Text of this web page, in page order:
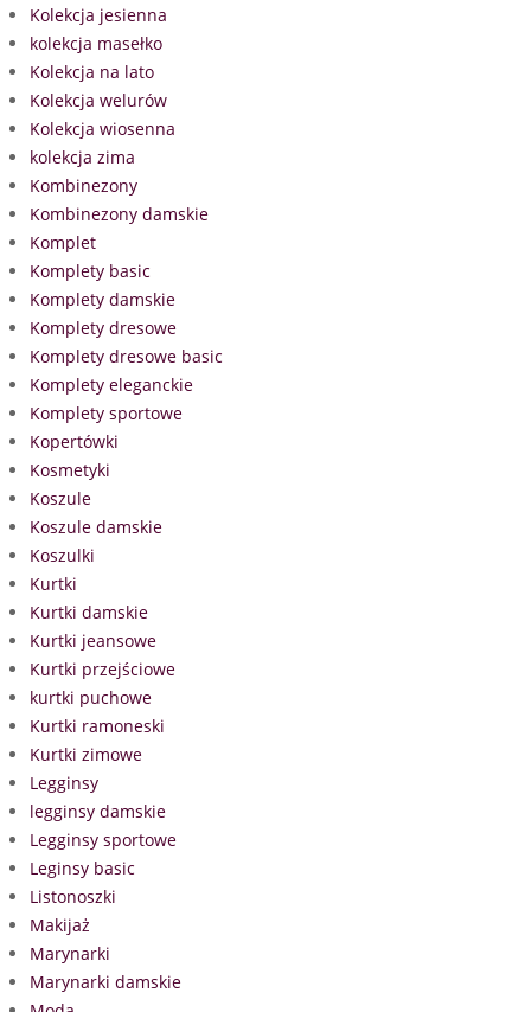
Kolekcja jesienna
kolekcja masełko
Kolekcja na lato
Kolekcja welurów
Kolekcja wiosenna
kolekcja zima
Kombinezony
Kombinezony damskie
Komplet
Komplety basic
Komplety damskie
Komplety dresowe
Komplety dresowe basic
Komplety eleganckie
Komplety sportowe
Kopertówki
Kosmetyki
Koszule
Koszule damskie
Koszulki
Kurtki
Kurtki damskie
Kurtki jeansowe
Kurtki przejściowe
kurtki puchowe
Kurtki ramoneski
Kurtki zimowe
Legginsy
legginsy damskie
Legginsy sportowe
Leginsy basic
Listonoszki
Makijaż
Marynarki
Marynarki damskie